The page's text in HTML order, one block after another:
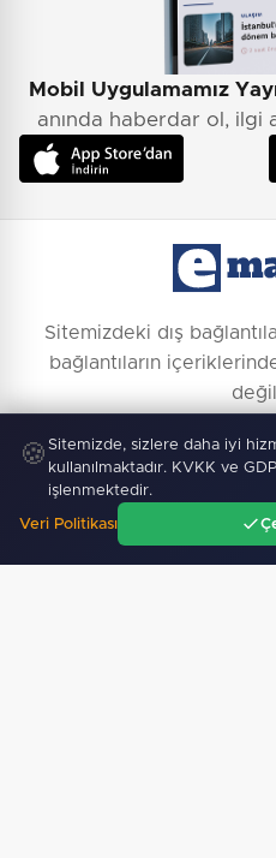
Mobil Uygulamamız
anında haberdar ol, ilgi
Sitemizdeki dış
bağlantıların
Künye
🍪 Sitemizde, sizlere daha iyi
kullanılmaktadır. KVKK ve
işlenmektedir.
Veri Politikası
Gündem